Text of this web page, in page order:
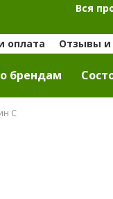
Вся
оплата Отзывы и
брендам
С